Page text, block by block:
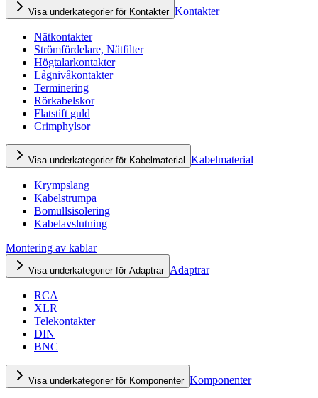
Visa underkategorier för Kontakter Kontakter
Nätkontakter
Strömfördelare, Nätfilter
Högtalarkontakter
Lågnivåkontakter
Terminering
Rörkabelskor
Flatstift guld
Crimphylsor
Visa underkategorier för Kabelmaterial Kabelmaterial
Krympslang
Kabelstrumpa
Bomullsisolering
Kabelavslutning
Montering av kablar
Visa underkategorier för Adaptrar Adaptrar
RCA
XLR
Telekontakter
DIN
BNC
Visa underkategorier för Komponenter Komponenter